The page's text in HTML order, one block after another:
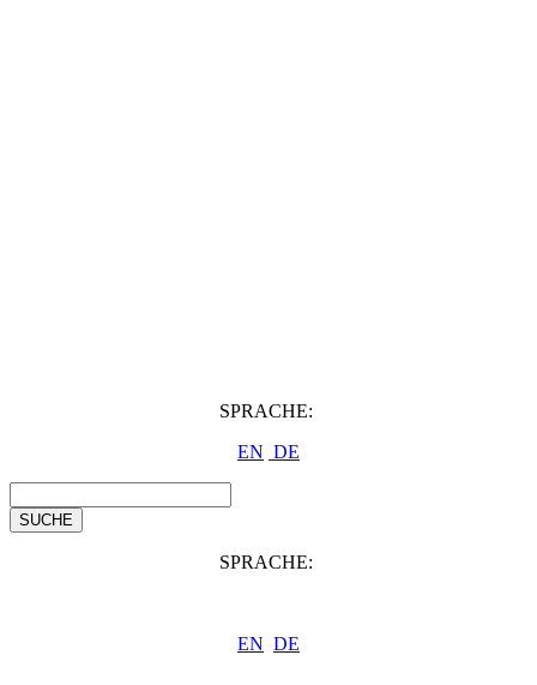
SPRACHE:
EN DE
SUCHE
SPRACHE:
EN DE